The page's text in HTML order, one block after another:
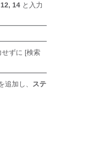
12, 14 と入力
せずに [検索
追加し、
ステ